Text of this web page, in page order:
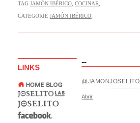
TAGJAMÓN IBÉRICO ,COCINAR
CATEGORIEJAMÓN IBÉRICO
--
LINKS
@JAMONJOSELITO
Abrir